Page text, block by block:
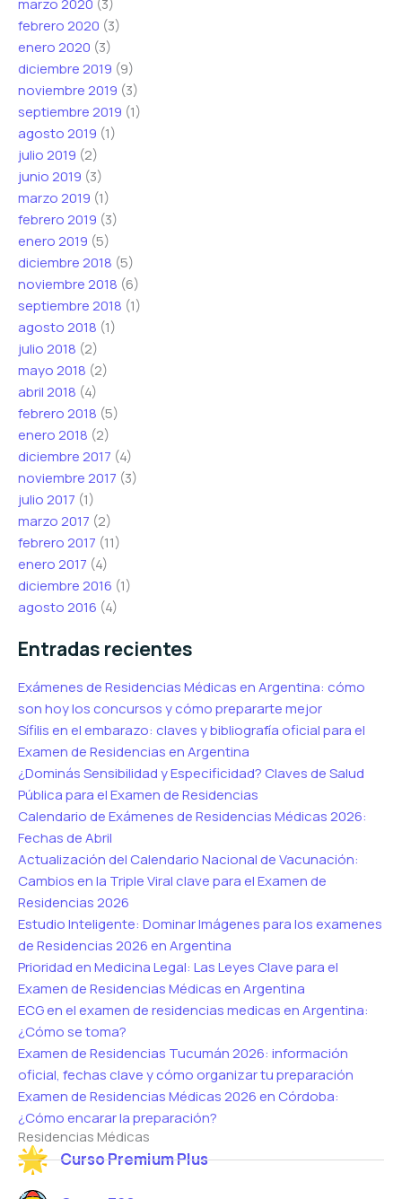
marzo 2020 (3)
febrero 2020 (3)
enero 2020 (3)
diciembre 2019 (9)
noviembre 2019 (3)
septiembre 2019 (1)
agosto 2019 (1)
julio 2019 (2)
junio 2019 (3)
marzo 2019 (1)
febrero 2019 (3)
enero 2019 (5)
diciembre 2018 (5)
noviembre 2018 (6)
septiembre 2018 (1)
agosto 2018 (1)
julio 2018 (2)
mayo 2018 (2)
abril 2018 (4)
febrero 2018 (5)
enero 2018 (2)
diciembre 2017 (4)
noviembre 2017 (3)
julio 2017 (1)
marzo 2017 (2)
febrero 2017 (11)
enero 2017 (4)
diciembre 2016 (1)
agosto 2016 (4)
Entradas recientes
Exámenes de Residencias Médicas en Argentina: cómo
son hoy los concursos y cómo prepararte mejor
Sífilis en el embarazo: claves y bibliografía oficial para el
Examen de Residencias en Argentina
¿Dominás Sensibilidad y Especificidad? Claves de Salud
Pública para el Examen de Residencias
Calendario de Exámenes de Residencias Médicas 2026:
Fechas de Abril
Actualización del Calendario Nacional de Vacunación:
Cambios en la Triple Viral clave para el Examen de
Residencias 2026
Estudio Inteligente: Dominar Imágenes para los examenes
de Residencias 2026 en Argentina
Prioridad en Medicina Legal: Las Leyes Clave para el
Examen de Residencias Médicas en Argentina
ECG en el examen de residencias medicas en Argentina:
¿Cómo se toma?
Examen de Residencias Tucumán 2026: información
oficial, fechas clave y cómo organizar tu preparación
Examen de Residencias Médicas 2026 en Córdoba:
¿Cómo encarar la preparación?
Residencias Médicas
Curso Premium Plus